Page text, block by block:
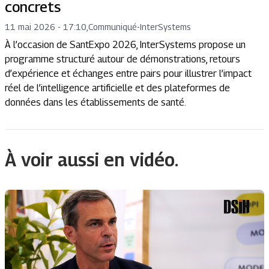
concrets
11 mai 2026 - 17:10 Communiqué-InterSystems
À l’occasion de SantExpo 2026, InterSystems propose un
programme structuré autour de démonstrations, retours
d’expérience et échanges entre pairs pour illustrer l’impact
réel de l’intelligence artificielle et des plateformes de
données dans les établissements de santé.
À voir aussi en vidéo.